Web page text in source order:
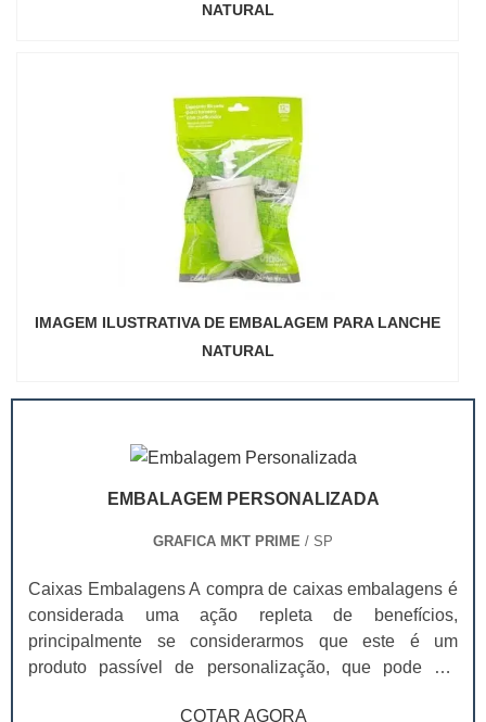
NATURAL
IMAGEM ILUSTRATIVA DE EMBALAGEM PARA LANCHE
NATURAL
EMBALAGEM PERSONALIZADA
GRAFICA MKT PRIME / SP
Caixas Embalagens A compra de caixas embalagens é
considerada uma ação repleta de benefícios,
principalmente se considerarmos que este é um
produto passível de personalização, que pode ser
COTAR AGORA